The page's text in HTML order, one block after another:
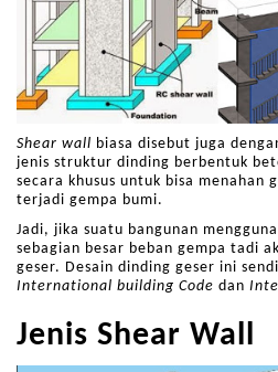
Shear wall biasa disebut juga
jenis struktur dinding berbentuk
secara khusus untuk bisa menahan
terjadi gempa bumi.
Jadi, jika suatu bangunan
sebagian besar beban gempa tadi
geser. Desain dinding geser ini
International building Code dan
Jenis Shear Wall